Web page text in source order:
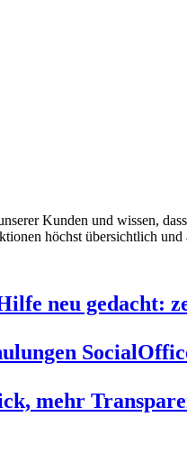
Kunden und wissen,
höchst übersichtlich
neu gedacht:
mehr